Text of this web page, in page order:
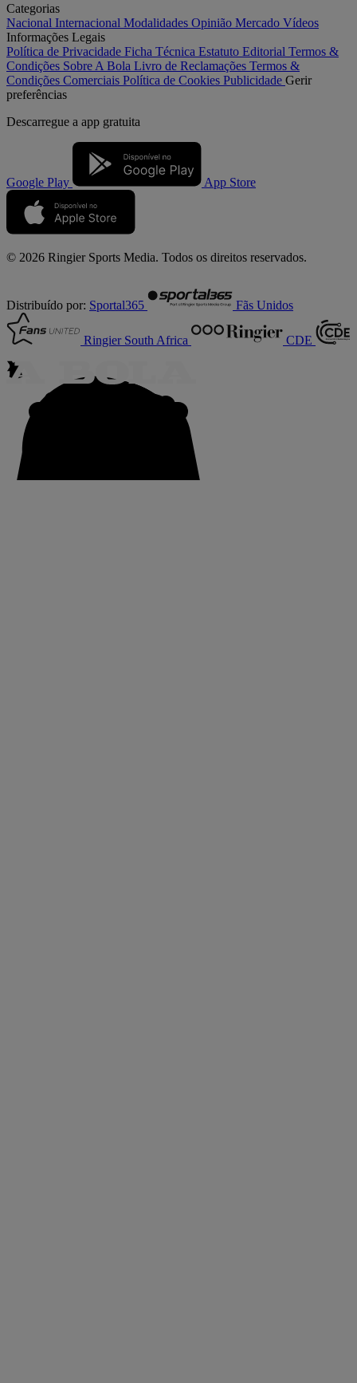
Categorias
Nacional Internacional Modalidades Opinião Mercado Vídeos
Informações Legais
Política de Privacidade Ficha Técnica Estatuto Editorial Termos &
Condições Sobre A Bola Livro de Reclamações Termos &
Condições Comerciais Política de Cookies Publicidade Gerir
preferências
Descarregue a app gratuita
Google Play App Store
© 2026 Ringier Sports Media. Todos os direitos reservados.
Distribuído por: Sportal365 Fãs Unidos
Ringier South Africa CDE